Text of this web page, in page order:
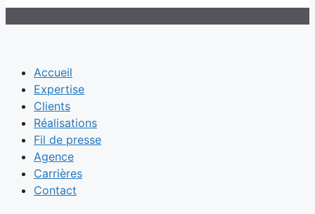
Accueil
Expertise
Clients
Réalisations
Fil de presse
Agence
Carrières
Contact